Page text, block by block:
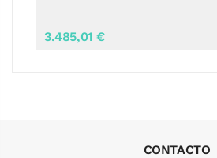
3.485,01 €
CONTACTO